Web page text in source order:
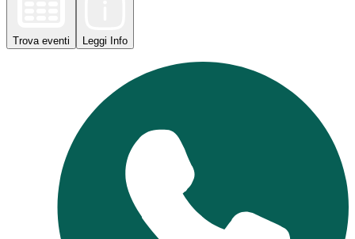
Trova eventi Leggi Info